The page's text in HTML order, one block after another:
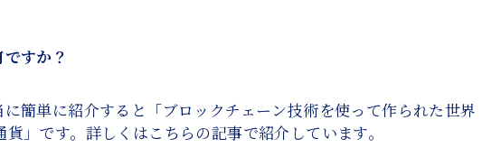
すか？
に簡単に紹介すると「ブロックチェーン技術を使って作られた世界
」です。詳しくはこちらの記事で紹介しています。